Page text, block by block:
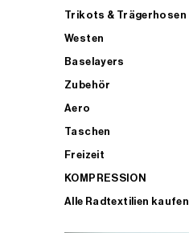
Trikots & Trägerhosen
Westen
Baselayers
Zubehör
Aero
Taschen
Freizeit
KOMPRESSION
Alle Radtextilien kaufen